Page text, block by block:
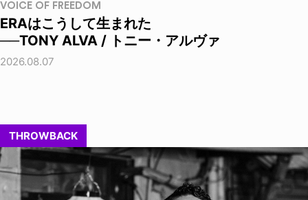
VOICE OF FREEDOM
ERAはこうして生まれた
──TONY ALVA / トニー・アルヴァ
2026.08.07
THROWBACK